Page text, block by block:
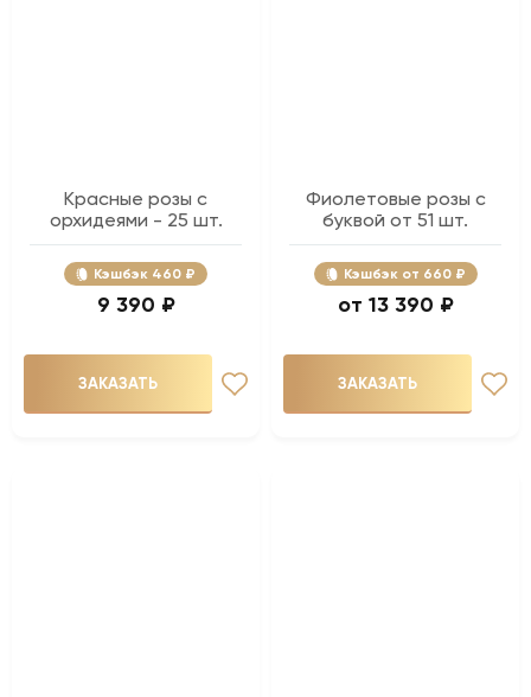
Красные розы с
орхидеями - 25 шт.
Кэшбэк 460 ₽
9 390 ₽
ЗАКАЗАТЬ
Фиолетовые розы с
буквой от 51 шт.
Кэшбэк 660 ₽
13 390 ₽
ЗАКАЗАТЬ